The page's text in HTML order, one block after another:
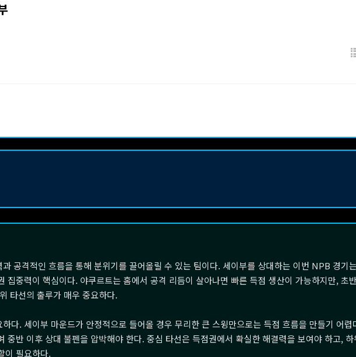
공격적인 흐름을 통해 분위기를 끌어올릴 수 있는 팀이다. 세이부를 상대하는 이번 NPB 경기
집중력이 핵심이다. 야쿠르트는 홈에서 공격 리듬이 살아나면 빠른 득점 생산이 가능하지만, 초
타선의 출루가 매우 중요하다.
다. 세이부 마운드가 안정적으로 들어올 경우 무리한 큰 스윙만으로는 득점 흐름을 만들기 어렵
중반 이후 상대 불펜을 압박해야 한다. 중심 타선은 득점권에서 확실한 해결력을 보여야 하고, 하
이 필요하다.